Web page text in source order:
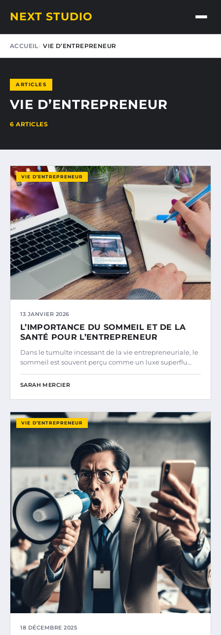
NEXT STUDIO
ACCUEIL VIE D’ENTREPRENEUR
ARTICLES
VIE D’ENTREPRENEUR
6 ARTICLES
VIE D’ENTREPRENEUR
13 JANVIER 2026
L’IMPORTANCE DU SOMMEIL ET DE LA
SANTÉ POUR L’ENTREPRENEUR
Dans le tumulte incessant de la vie entrepreneuriale, le
sommeil est souvent perçu comme un luxe superflu…
SARAH MERCIER
VIE D’ENTREPRENEUR
18 DÉCEMBRE 2025